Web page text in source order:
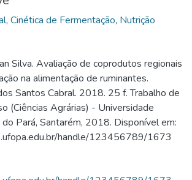
, Cinética de Fermentação, Nutrição
Silva. Avaliação de coprodutos regionais
na alimentação de ruminantes.
Santos Cabral. 2018. 25 f. Trabalho de
(Ciências Agrárias) - Universidade
Pará, Santarém, 2018. Disponível em:
handle/123456789/1673